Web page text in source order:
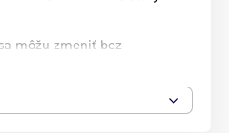
môžu zmeniť bez